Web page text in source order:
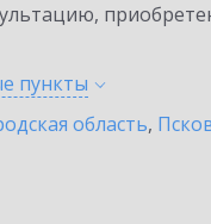
пункты
область,